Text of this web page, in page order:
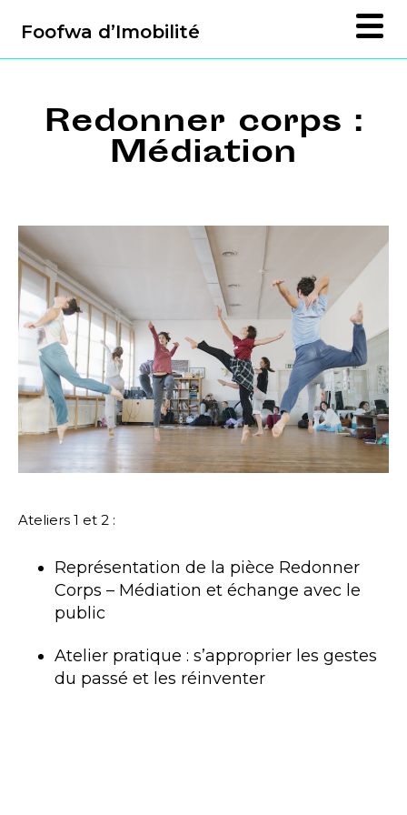
Foofwa d’Imobilité
Redonner corps :
Médiation
Ateliers 1 et 2 :
Représentation de la pièce Redonner
Corps – Médiation et échange avec le
public
Atelier pratique : s’approprier les gestes
du passé et les réinventer